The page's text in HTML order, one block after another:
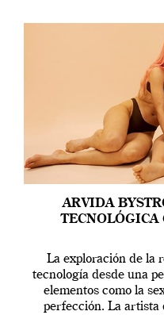
ARVIDA
TECNOLÓGICA
La exploración de la
tecnología desde una
elementos como la
perfección. La artista